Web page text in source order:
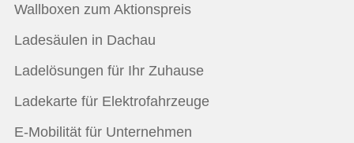
Wallboxen zum Aktionspreis
Ladesäulen in Dachau
Ladelösungen für Ihr Zuhause
Ladekarte für Elektrofahrzeuge
E-Mobilität für Unternehmen